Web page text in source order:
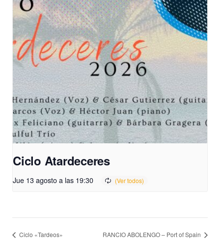
Ciclo Atardeceres
Jue 13 agosto a las 19:30
Ciclo «Tardeos» RANCIO ABOLENGO – Port of Spain